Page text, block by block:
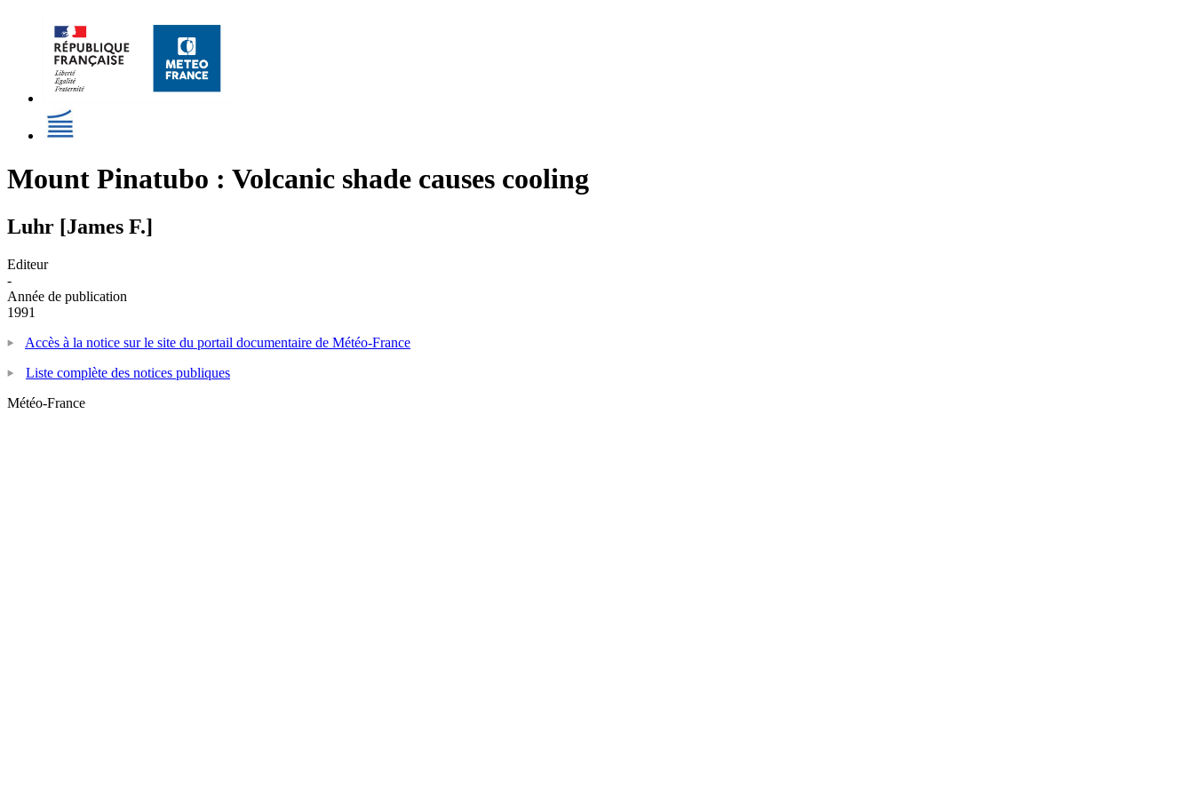
Mount Pinatubo : Volcanic shade causes cooling
Luhr [James F.]
Editeur
-
Année de publication
1991
Accès à la notice sur le site du portail documentaire de Météo-France
Liste complète des notices publiques
Météo-France